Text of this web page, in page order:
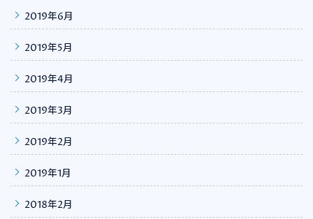
2019年6月
2019年5月
2019年4月
2019年3月
2019年2月
2019年1月
2018年2月